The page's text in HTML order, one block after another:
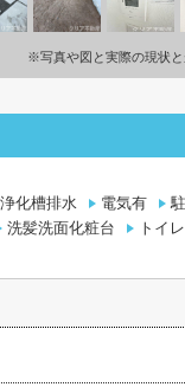
※写真や図と実際の現状
浄化槽排水 電気有
洗髪洗面化粧台 トイ